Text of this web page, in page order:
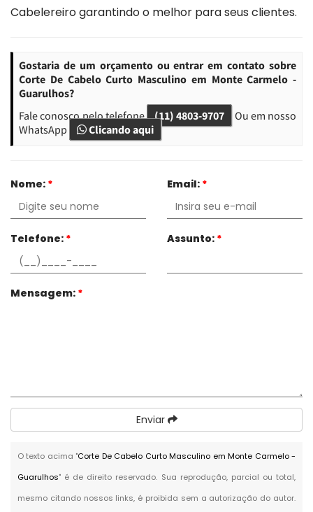
Cabelereiro garantindo o melhor para seus clientes.
Gostaria de um orçamento ou entrar em contato sobre
Corte De Cabelo Curto Masculino em Monte Carmelo -
Guarulhos?
Fale conosco pelo telefone (11) 4803-9707
Ou em nosso
WhatsApp
Clicando aqui
Nome: * Email: *
Telefone: * Assunto: *
Mensagem: *
Enviar
O texto acima "Corte De Cabelo Curto Masculino em Monte Carmelo -
Guarulhos" é de direito reservado. Sua reprodução, parcial ou total,
mesmo citando nossos links, é proibida sem a autorização do autor.